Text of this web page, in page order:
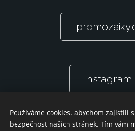
instagram
Unless otherwise indicated, all
Používáme cookies, abychom zajistili
bezpečnost našich stránek. Tím vám